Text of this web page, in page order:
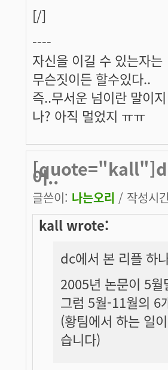
[/]
----
자신을 이길 수 있는자는
무슨짓이든 할수있다..
즉..무서운 넘이란 말이
나? 아직 멀었지 ㅠㅠ
[quote="kall"]dc
어..
글쓴이: 나는오리 / 작성시
kall wrote:
dc에서 본 리플 하
2005년 논문이 5
그럼 5월-11월의 6
(황팀에서 하는 일
습니다)